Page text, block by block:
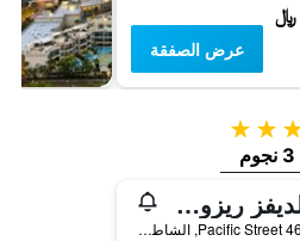
عرض الصفقة
3 نجوم
3 نجوم
مالديفز ريزورت
46-52 Pacific Street, الشاطئ الرئيسي, QLD, أستراليا